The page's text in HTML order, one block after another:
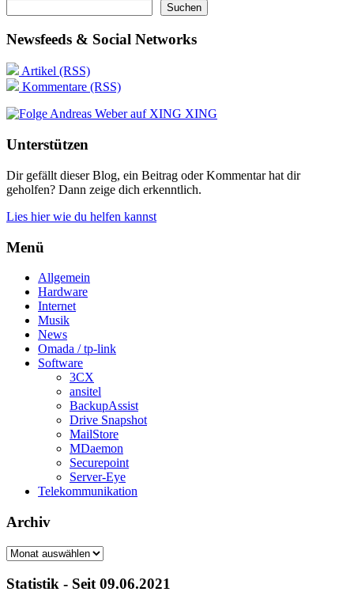
Suchen
Newsfeeds & Social Networks
Artikel (RSS)
Kommentare (RSS)
XING
Unterstützen
Dir gefällt dieser Blog, ein Beitrag oder Kommentar hat dir
geholfen? Dann zeige dich erkenntlich.
Lies hier wie du helfen kannst
Menü
Allgemein
Hardware
Internet
Musik
News
Omada / tp-link
Software
3CX
ansitel
BackupAssist
Drive Snapshot
MailStore
MDaemon
Securepoint
Server-Eye
Telekommunikation
Archiv
Archiv
Statistik - Seit 09.06.2021